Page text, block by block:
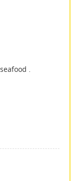
.